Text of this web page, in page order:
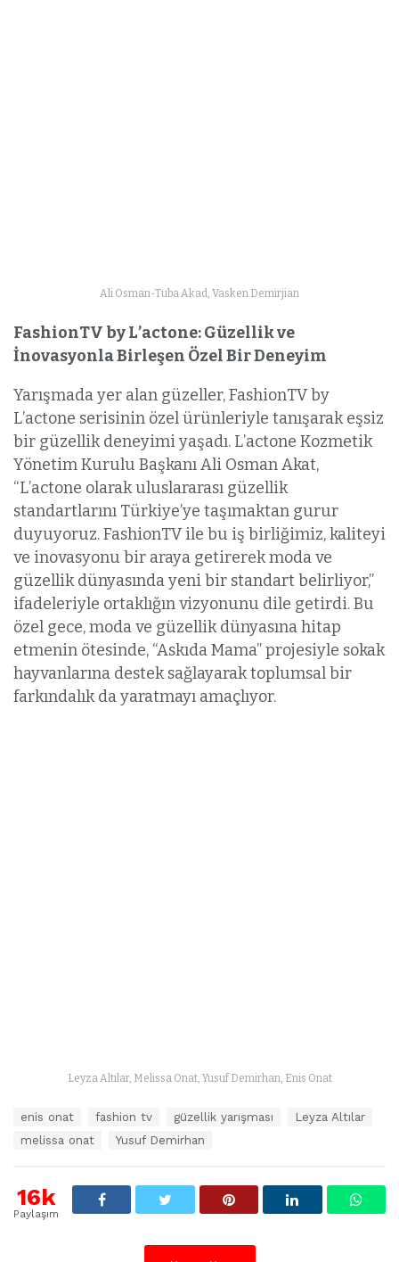
Ali Osman-Tuba Akad, Vasken Demirjian
FashionTV by L’actone: Güzellik ve
İnovasyonla Birleşen Özel Bir Deneyim
Yarışmada yer alan güzeller, FashionTV by
L’actone serisinin özel ürünleriyle tanışarak eşsiz
bir güzellik deneyimi yaşadı. L’actone Kozmetik
Yönetim Kurulu Başkanı Ali Osman Akat,
“L’actone olarak uluslararası güzellik
standartlarını Türkiye’ye taşımaktan gurur
duyuyoruz. FashionTV ile bu iş birliğimiz, kaliteyi
ve inovasyonu bir araya getirerek moda ve
güzellik dünyasında yeni bir standart belirliyor,”
ifadeleriyle ortaklığın vizyonunu dile getirdi. Bu
özel gece, moda ve güzellik dünyasına hitap
etmenin ötesinde, “Askıda Mama” projesiyle sokak
hayvanlarına destek sağlayarak toplumsal bir
farkındalık da yaratmayı amaçlıyor.
Leyza Altılar, Melissa Onat, Yusuf Demirhan, Enis Onat
t
l
enis onat fashion tv güzellik yarışması
Leyza Altılar
melissa onat
Yusuf Demirhan
16k
Paylaşım